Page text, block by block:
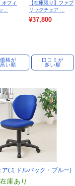
オフィ
...
【在庫限り】ファブ
リックチェア ...
¥37,800
価格が
高い順
口コミが
多い順
ア(ミドルバック・ブルー)
在庫あり